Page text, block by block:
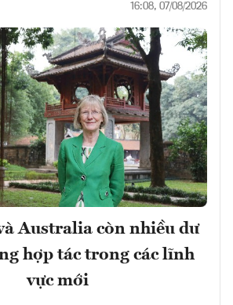
16:08, 07/08/2026
Australia còn nhiều dư
hợp tác trong các lĩnh
vực mới